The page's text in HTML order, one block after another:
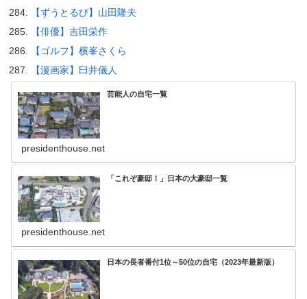
【ずうとるび】山田隆夫
【俳優】吉田栄作
【ゴルフ】横峯さくら
【漫画家】臼井儀人
芸能人の自宅一覧
presidenthouse.net
「これぞ豪邸！」日本の大豪邸一覧
presidenthouse.net
日本の長者番付1位～50位の自宅（2023年最新版）